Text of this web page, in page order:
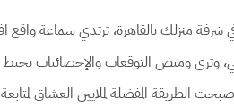
المفضلة لملايين العشاق لمتابعة